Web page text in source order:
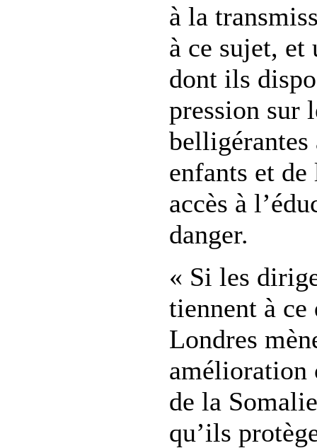
à la
à ce sujet,
dont ils
pression sur
enfants et
accès à
danger.
« Si les
tiennent à
Londres
amélioration
de la
qu’ils